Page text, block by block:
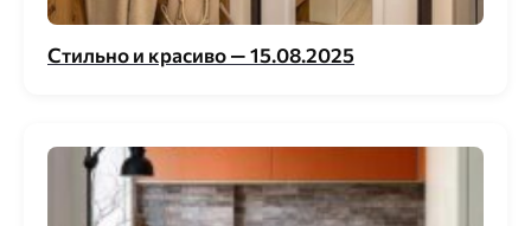
Стильно и красиво — 15.08.2025